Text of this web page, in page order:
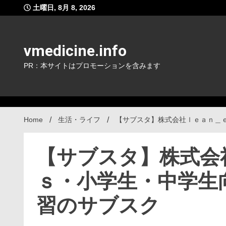
to
土曜日, 8月 8, 2026
vmedicine.info
PR：本サイトはプロモーションを含みます
Home 生活・ライフ 【サブスタ】株式会社ｌｅａｎ
【サブスタ】株式
ｓ・小学生・中学
習のサブスク